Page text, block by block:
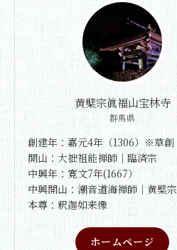
黄檗宗眞福山宝林寺
群馬県
創建年：嘉元4年（1306）※草創
開山：大拙祖能禅師｜臨済宗
中興年：寛文7年(1667）
中興開山：潮音道海禅師｜黄檗宗
本尊：釈迦如来像
ホームページ